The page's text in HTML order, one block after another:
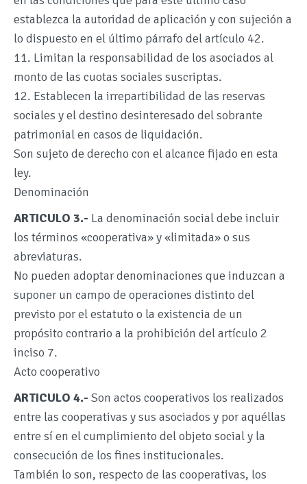
establezca la autoridad de aplicación y con sujeción a
lo dispuesto en el último párrafo del artículo 42.
11. Limitan la responsabilidad de los asociados al
monto de las cuotas sociales suscriptas.
12. Establecen la irrepartibilidad de las reservas
sociales y el destino desinteresado del sobrante
patrimonial en casos de liquidación.
Son sujeto de derecho con el alcance fijado en esta
ley.
Denominación
ARTICULO 3.- La denominación social debe incluir
los términos «cooperativa» y «limitada» o sus
abreviaturas.
No pueden adoptar denominaciones que induzcan a
suponer un campo de operaciones distinto del
previsto por el estatuto o la existencia de un
propósito contrario a la prohibición del artículo 2
inciso 7.
Acto cooperativo
ARTICULO 4.- Son actos cooperativos los realizados
entre las cooperativas y sus asociados y por aquéllas
entre sí en el cumplimiento del objeto social y la
consecución de los fines institucionales.
También lo son, respecto de las cooperativas, los